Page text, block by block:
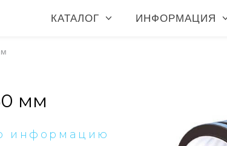
КАТАЛОГ ИНФОРМАЦИЯ
мм
информацию